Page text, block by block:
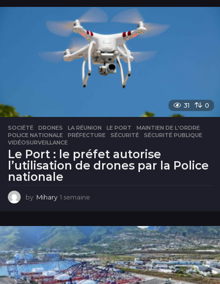
m
i
n
e
31 0
SOCIÉTÉ DRONES ,LA RÉUNION ,LE PORT ,MAINTIEN DE L'ORDRE
POLICE NATIONALE
,PRÉFECTURE ,SÉCURITÉ ,SÉCURITÉ PUBLIQUE
VIDÉOSURVEILLANCE
Le Port : le préfet autorise
l’utilisation de drones par la Police
nationale
by Mihary 1 semaine
m
a
i
n
e